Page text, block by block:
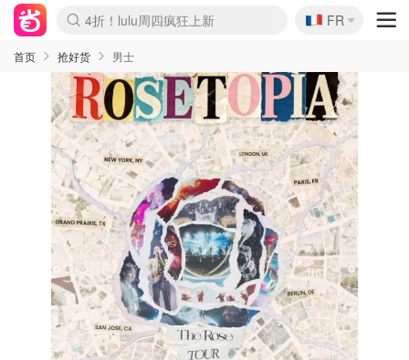
Boticinal 夏促开抢！
4折！lulu周四疯狂上新
还没结束！&OtherStories大促
Joybuy变相75折 随时失效
速领！Stanley独家85折
疑似霸哥！Camper额外叠85折
Zalando 奥莱闪促！每日更新
Moncler反季囤！5折起+叠9折
Coach Brooklyn仅€192
🇫🇷
FR
首页 抢好货 男士